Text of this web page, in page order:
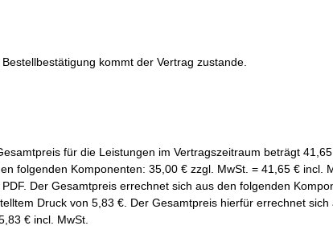
kommt der Vertrag zustande.
für die Leistungen im Vertragszeitraum beträgt
folgenden Komponenten: 35,00 € zzgl. MwSt. = 41,65 € incl.
Der Gesamtpreis errechnet sich aus den folgenden
Druck von 5,83 €. Der Gesamtpreis hierfür errechnet
€ incl. MwSt.